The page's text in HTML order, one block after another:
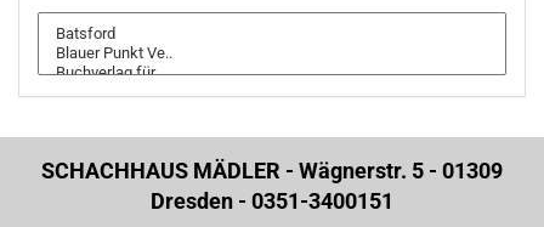
SCHACHHAUS MÄDLER - Wägnerstr. 5 - 01309
Dresden - 0351-3400151